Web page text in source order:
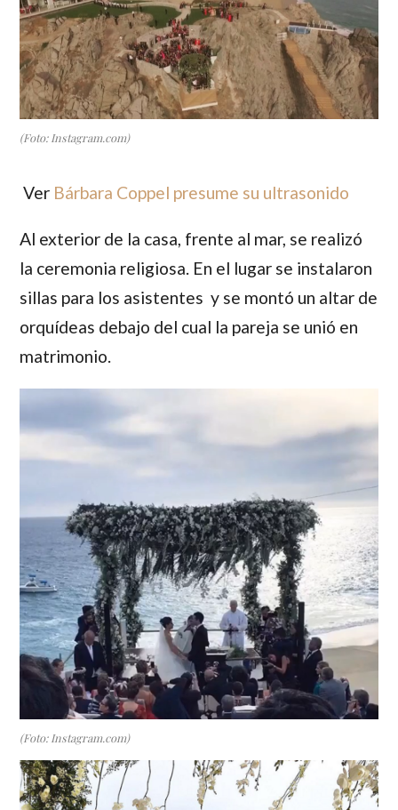
(Foto: Instagram.com)
Ver Bárbara Coppel presume su ultrasonido
Al exterior de la casa, frente al mar, se realizó
la ceremonia religiosa. En el lugar se instalaron
sillas para los asistentes y se montó un altar de
orquídeas debajo del cual la pareja se unió en
matrimonio.
(Foto: Instagram.com)